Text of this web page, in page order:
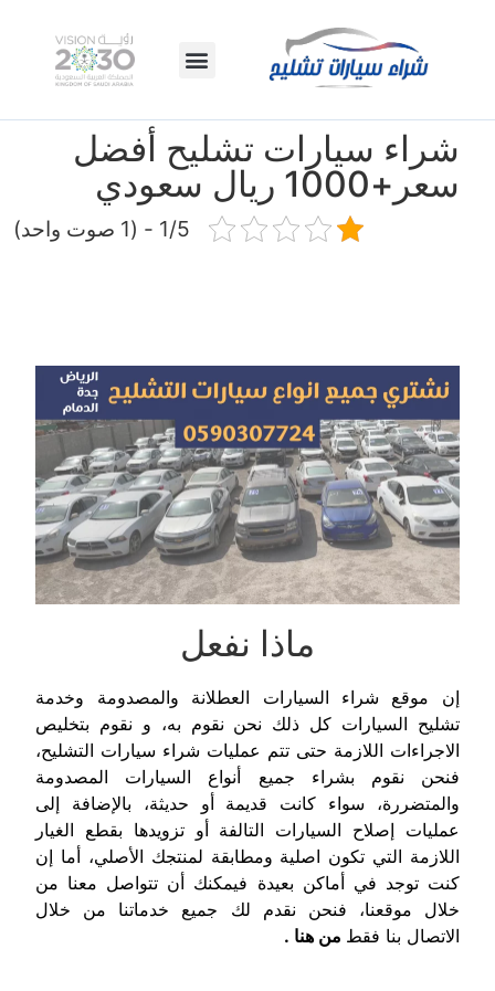
شراء سيارات تشليح أفضل
سعر+1000 ريال سعودي
1/5 - (1 صوت واحد)
ماذا نفعل
إن موقع شراء السيارات العطلانة والمصدومة وخدمة
تشليح السيارات كل ذلك نحن نقوم به، و نقوم بتخليص
الاجراءات اللازمة حتى تتم عمليات شراء سيارات التشليح،
فنحن نقوم بشراء جميع أنواع السيارات المصدومة
والمتضررة، سواء كانت قديمة أو حديثة، بالإضافة إلى
عمليات إصلاح السيارات التالفة أو تزويدها بقطع الغيار
اللازمة التي تكون اصلية ومطابقة لمنتجك الأصلي، أما إن
كنت توجد في أماكن بعيدة فيمكنك أن تتواصل معنا من
خلال موقعنا، فنحن نقدم لك جميع خدماتنا من خلال
الاتصال بنا فقط من هنا .